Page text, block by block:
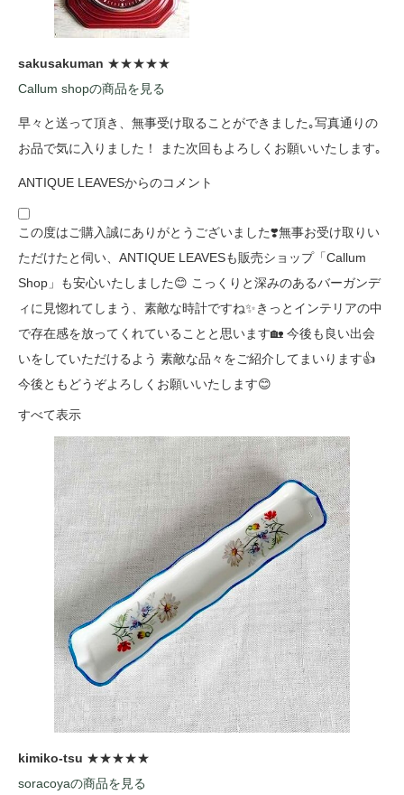
sakusakuman ★★★★★
Callum shopの商品を見る
早々と送って頂き、無事受け取ることができました｡写真通りの
お品で気に入りました！ また次回もよろしくお願いいたします｡
ANTIQUE LEAVESからのコメント
この度はご購入誠にありがとうございました❣️無事お受け取りい
ただけたと伺い、ANTIQUE LEAVESも販売ショップ「Callum
Shop」も安心いたしました😊 こっくりと深みのあるバーガンデ
ィに見惚れてしまう、素敵な時計ですね✨きっとインテリアの中
で存在感を放ってくれていることと思います🏡 今後も良い出会
いをしていただけるよう 素敵な品々をご紹介してまいります👍
今後ともどうぞよろしくお願いいたします😊
すべて表示
kimiko-tsu ★★★★★
soracoyaの商品を見る